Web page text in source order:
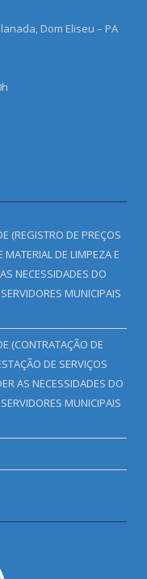
Dom Eliseu – PA
(REGISTRO DE PREÇOS
DE LIMPEZA E
NECESSIDADES DO
MUNICIPAIS
(CONTRATAÇÃO DE
DE SERVIÇOS
AS NECESSIDADES DO
MUNICIPAIS